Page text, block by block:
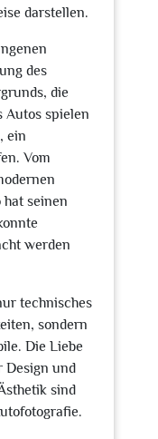
darstellen.
des
die
Autos spielen
ein
Vom
seinen
werden
technisches
sondern
Die Liebe
Design und
sind